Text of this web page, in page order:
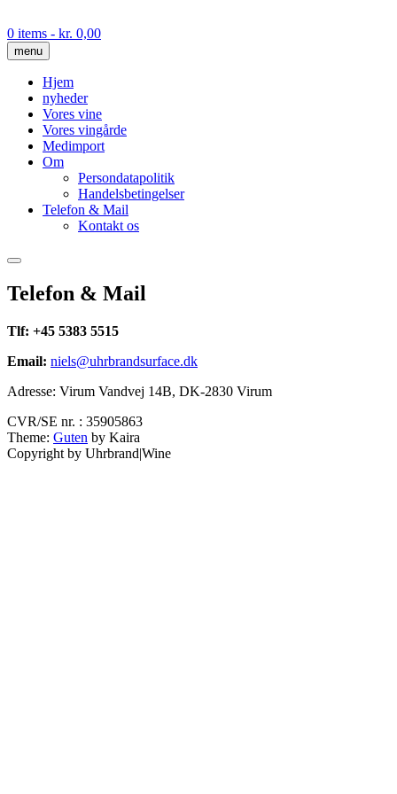
to
content
0 items - kr. 0,00
menu
Hjem
nyheder
Vores vine
Vores vingårde
Medimport
Om
Persondatapolitik
Handelsbetingelser
Telefon & Mail
Kontakt os
Telefon & Mail
Tlf: +45 5383 5515
Email: niels@uhrbrandsurface.dk
Adresse: Virum Vandvej 14B, DK-2830 Virum
CVR/SE nr. : 35905863
Theme: Guten by Kaira
Copyright by Uhrbrand|Wine